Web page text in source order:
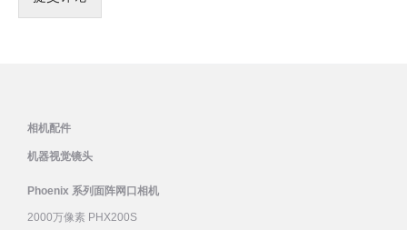
相机配件
机器视觉镜头
Phoenix 系列面阵网口相机
2000万像素 PHX200S